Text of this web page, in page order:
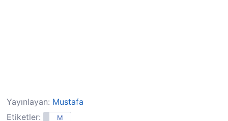
Yayınlayan: Mustafa
Etiketler:
M